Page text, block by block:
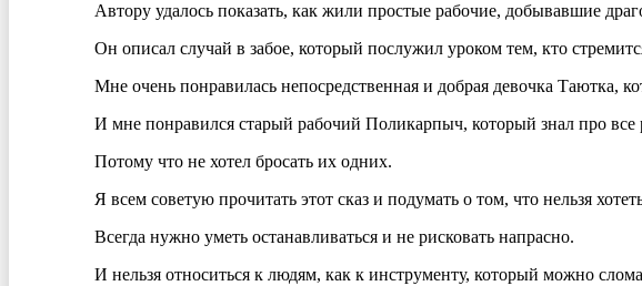
Автору удалось показать, как жили простые рабочие, добывавшие
Он описал случай в забое, который послужил уроком тем, кто
Мне очень понравилась непосредственная и добрая девочка Таютка,
И мне понравился старый рабочий Поликарпыч, который знал про все
Потому что не хотел бросать их одних.
Я всем советую прочитать этот сказ и подумать о том, что нельзя
Всегда нужно уметь останавливаться и не рисковать напрасно.
И нельзя относиться к людям, как к инструменту, который можно